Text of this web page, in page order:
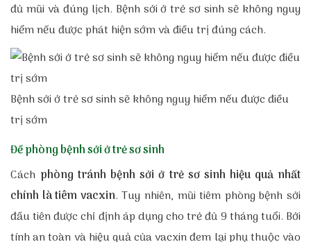
đủ mũi và đúng lịch. Bệnh sởi ở trẻ sơ sinh sẽ không nguy
hiểm nếu được phát hiện sớm và điều trị đúng cách.
Bệnh sởi ở trẻ sơ sinh sẽ không nguy hiểm nếu được điều
trị sớm
Đề phòng bệnh sởi ở trẻ sơ sinh
Cách phòng tránh bệnh sởi ở trẻ sơ sinh hiệu quả nhất
chính là tiêm vacxin. Tuy nhiên, mũi tiêm phòng bệnh sởi
đầu tiên được chỉ định áp dụng cho trẻ đủ 9 tháng tuổi. Bởi
tính an toàn và hiệu quả của vacxin đem lại phụ thuộc vào